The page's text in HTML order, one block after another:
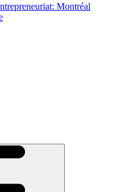
Montréal